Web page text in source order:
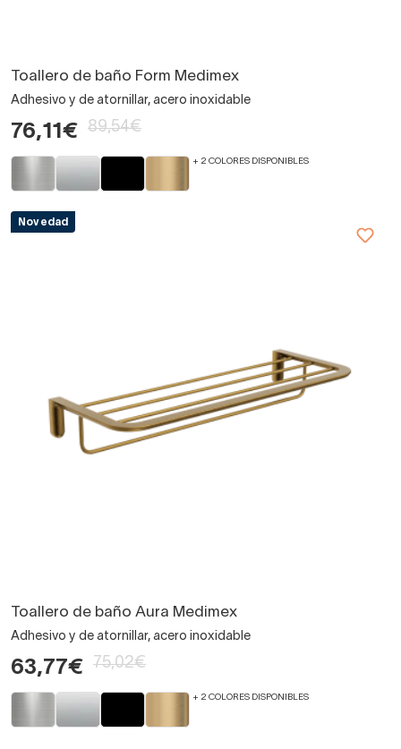
Toallero de baño Form Medimex
Adhesivo y de atornillar, acero inoxidable
76,11€ 89,54€
+ 2 COLORES DISPONIBLES
Novedad
Toallero de baño Aura Medimex
Adhesivo y de atornillar, acero inoxidable
63,77€ 75,02€
+ 2 COLORES DISPONIBLES